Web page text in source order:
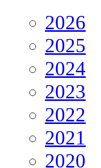
2026
2025
2024
2023
2022
2021
2020